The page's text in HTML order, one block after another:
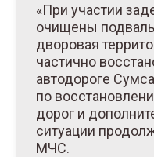
«При участии
очищены
дворовая
частично
автодороге
по
дорог и
ситуации
МЧС.